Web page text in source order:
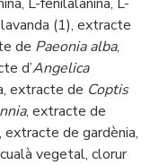
(1), extracte
de Paeonia alba,
d’Angelica
extracte de Coptis
, extracte de
de gardènia,
vegetal, clorur